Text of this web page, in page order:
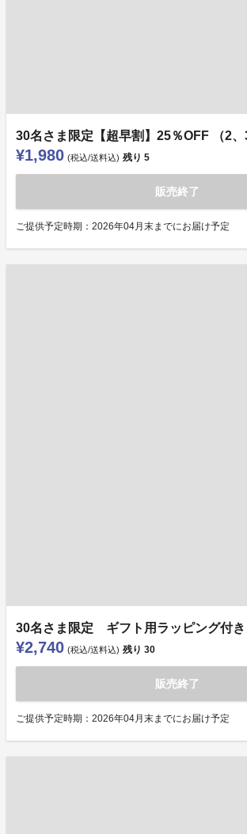
30名さま限定【超早割】25％OFF （2、
¥1,980 (税込/送料込) 残り 5
販売終了
ご提供予定時期：2026年04月末までにお届け予定
30名さま限定 ギフト用ラッピング付き
¥2,740 (税込/送料込) 残り 30
販売終了
ご提供予定時期：2026年04月末までにお届け予定